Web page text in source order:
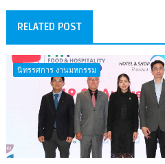
RELATED POST
นิทรรศการ งานมหกรรม